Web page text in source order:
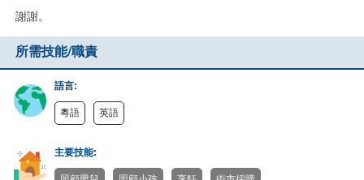
謝謝。
所需技能/職責
語言:
粵語 英語
主要技能: